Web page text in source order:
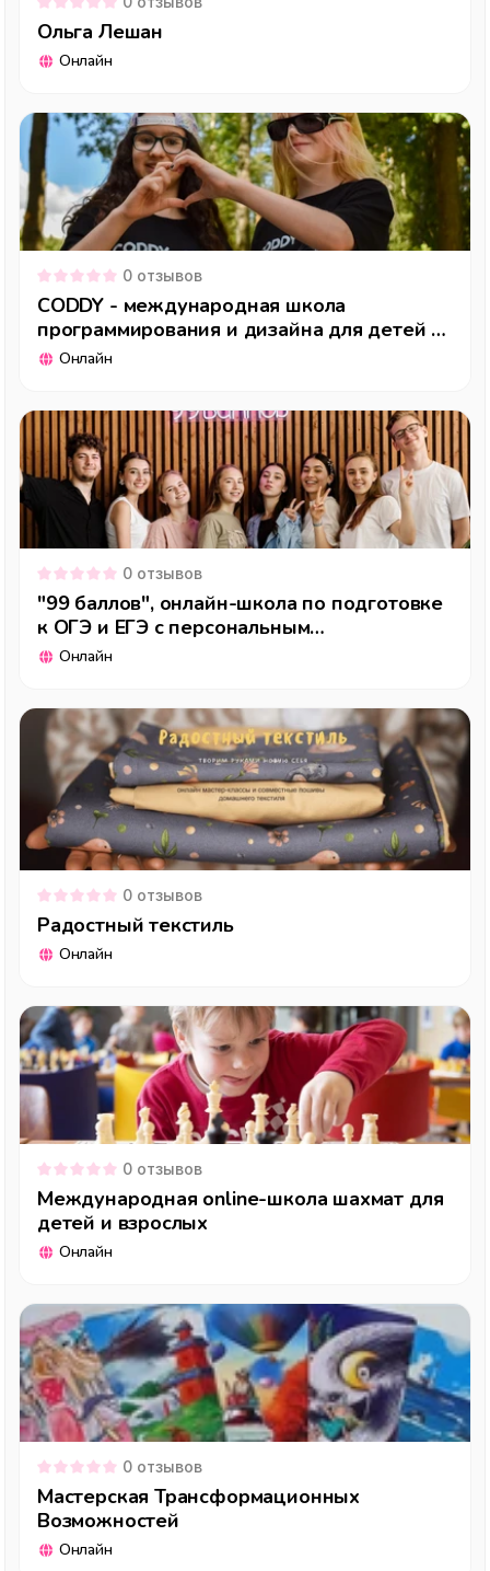
Ольга Лешан
Онлайн
0 отзывов
CODDY - международная школа
программирования и дизайна для детей и
подростков
Онлайн
0 отзывов
"99 баллов", онлайн-школа по подготовке
к ОГЭ и ЕГЭ с персональным
сопровождением каждого ученика
Онлайн
0 отзывов
Радостный текстиль
Онлайн
0 отзывов
Международная online-школа шахмат для
детей и взрослых
Онлайн
0 отзывов
Мастерская Трансформационных
Возможностей
Онлайн